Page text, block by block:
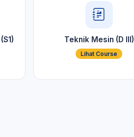
Teknik Mesin (D III)
Lihat Course